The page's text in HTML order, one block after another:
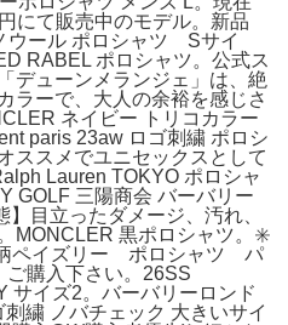
にて販売中のモデル。新品
ウール ポロシャツ Sサイ
RABEL ポロシャツ。公式ス
デューンメランジェ」は、絶
ラーで、大人の余裕を感じさ
ネイビー トリコカラー
paris 23aw ロゴ刺繍 ポロシ
ススメでユニセックスとして
Lauren TOKYO ポロシャ
GOLF 三陽商会 バーバリー
目立ったダメージ、汚れ、
MONCLER 黒ポロシャツ。✳️
イズリー ポロシャツ パ
購入下さい。26SS
サイズ2。バーバリーロンド
繍 ノバチェック 大きいサイ